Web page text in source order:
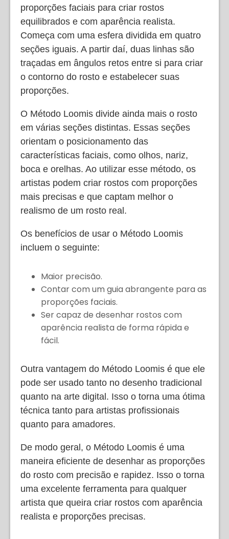
proporções faciais para criar rostos
equilibrados e com aparência realista.
Começa com uma esfera dividida em quatro
seções iguais. A partir daí, duas linhas são
traçadas em ângulos retos entre si para criar
o contorno do rosto e estabelecer suas
proporções.
O Método Loomis divide ainda mais o rosto
em várias seções distintas. Essas seções
orientam o posicionamento das
características faciais, como olhos, nariz,
boca e orelhas. Ao utilizar esse método, os
artistas podem criar rostos com proporções
mais precisas e que captam melhor o
realismo de um rosto real.
Os benefícios de usar o Método Loomis
incluem o seguinte:
Maior precisão.
Contar com um guia abrangente para as
proporções faciais.
Ser capaz de desenhar rostos com
aparência realista de forma rápida e
fácil.
Outra vantagem do Método Loomis é que ele
pode ser usado tanto no desenho tradicional
quanto na arte digital. Isso o torna uma ótima
técnica tanto para artistas profissionais
quanto para amadores.
De modo geral, o Método Loomis é uma
maneira eficiente de desenhar as proporções
do rosto com precisão e rapidez. Isso o torna
uma excelente ferramenta para qualquer
artista que queira criar rostos com aparência
realista e proporções precisas.